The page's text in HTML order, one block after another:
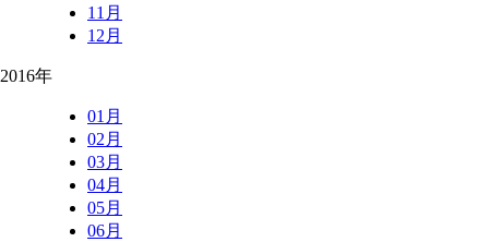
11月
12月
2016年
01月
02月
03月
04月
05月
06月